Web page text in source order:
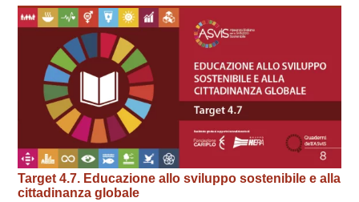
Target 4.7. Educazione allo sviluppo sostenibile e alla
cittadinanza globale